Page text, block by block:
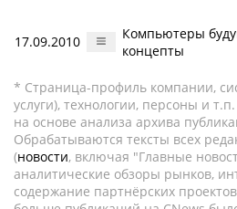
17.09.2010
Компьютеры
концепты
* Страница-профиль компании,
услуги), технологии, персоны и
на основе анализа архива
Обрабатываются тексты всех
(новости, включая "Главные
аналитические обзоры рынков,
содержание партнёрских